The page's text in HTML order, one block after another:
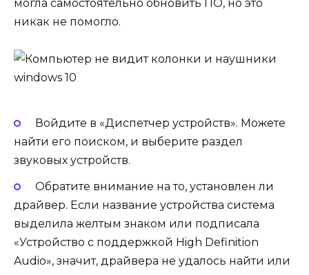
могла самостоятельно обновить ПО, но это
никак не помогло.
Войдите в «Диспетчер устройств». Можете
найти его поиском, и выберите раздел
звуковых устройств.
Обратите внимание на то, установлен ли
драйвер. Если название устройства система
выделила желтым знаком или подписала
«Устройство с поддержкой High Definition
Audio», значит, драйвера не удалось найти или